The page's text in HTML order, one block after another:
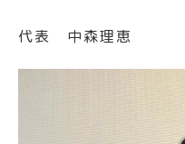
代表 中森理恵